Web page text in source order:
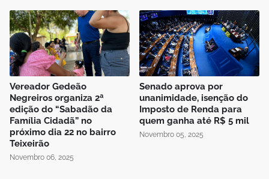
Vereador Gedeão
Negreiros organiza 2ª
edição do “Sabadão da
Família Cidadã” no
próximo dia 22 no bairro
Teixeirão
Novembro 06, 2025
Senado aprova por
unanimidade, isenção do
Imposto de Renda para
quem ganha até R$ 5 mil
Novembro 05, 2025